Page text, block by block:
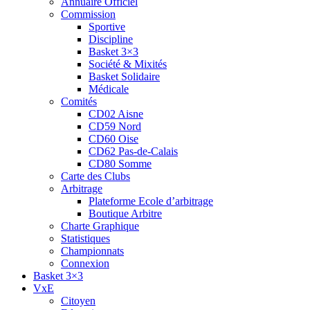
Commission
Sportive
Discipline
Basket 3×3
Société & Mixités
Basket Solidaire
Médicale
Comités
CD02 Aisne
CD59 Nord
CD60 Oise
CD62 Pas-de-Calais
CD80 Somme
Carte des Clubs
Arbitrage
Plateforme Ecole d’arbitrage
Boutique Arbitre
Charte Graphique
Statistiques
Championnats
Connexion
Basket 3×3
VxE
Citoyen